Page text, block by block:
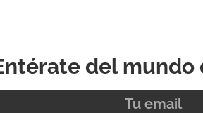
del mundo